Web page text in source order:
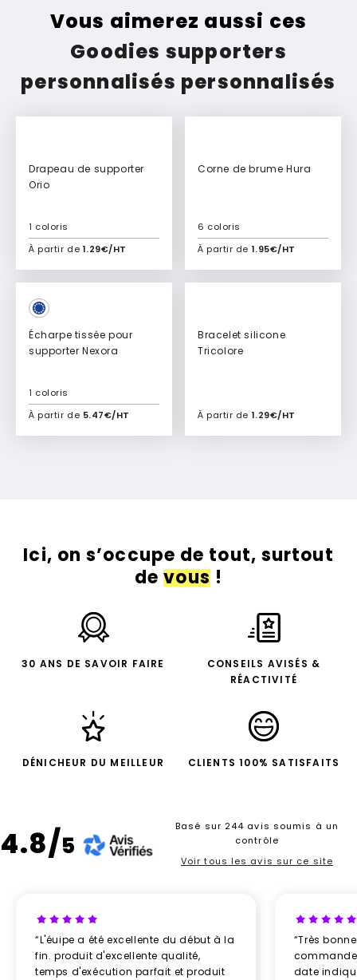
Vous aimerez aussi ces
Goodies supporters
personnalisés personnalisés
Drapeau de supporter
Orio
À partir de 1.29€/HT
1 coloris
Ajouter à mon devis
Corne de brume Hura
À partir de 1.95€/HT
6 coloris
Ajouter à mon devis
Écharpe tissée pour
supporter Nexora
À partir de 5.47€/HT
1 coloris
Ajouter à mon devis
Bracelet silicone
Tricolore
À partir de 1.29€/HT
Ajouter à mon devis
Ici, on s’occupe de tout, surtout
devous!
30 ANS DE SAVOIR FAIRE
CONSEILS AVISÉS &
RÉACTIVITÉ
DÉNICHEUR DU MEILLEUR CLIENTS 100% SATISFAITS
4.8/5
Basé sur 244 avis soumis à un
contrôle
Voir tous les avis sur ce site
“L'éuipe a été excellente du début à la
fin. produit d'excellente qualité,
temps d'exécution parfait et produit
“Très
date